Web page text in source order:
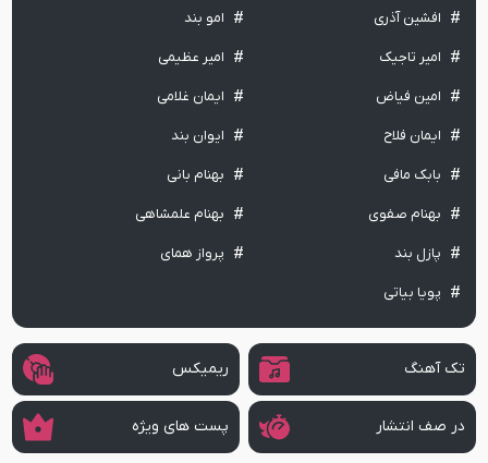
افشین آذری امو بند
امیر تاجیک امیر عظیمی
امین فیاض ایمان غلامی
ایمان فلاح ایوان بند
بابک مافی بهنام بانی
بهنام صفوی بهنام علمشاهی
پازل بند پرواز همای
پویا بیاتی
تک آهنگ ریمیکس
در صف انتشار پست های ویژه